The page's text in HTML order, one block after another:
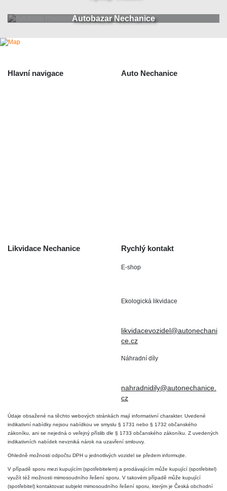
Autobazar Nechanice
Hlavní navigace Auto Nechanice
Likvidace Nechanice Rychlý kontakt
E-shop
Ekologická likvidace
likvidacevozidel@autonechani
ce.cz
Náhradní díly
nahradnidily@autonechanice.
cz
Údaje obsažené na těchto webových stránkách mají informativní charakter. Uvedené
indikativní nabídky nejsou nabídkou ve smyslu § 1731 nebo § 1732 občanského
zákoníku, ani se nejedná o veřejný příslib dle § 1733 občanského zákoníku. Z uvedených
indikativních nabídek nevzniká nárok na uzavření smlouvy.
Ohledně možnosti odpočtu DPH u jednotlivých vozidel se předem informujte.
V případě sporu mezi kupujícím (spotřebitelem) a prodávajícím může kupující (spotřebitel)
využít též možnosti mimosoudního řešení sporu. V takovém případě může kupující
(spotřebitel) kontaktovat subjekt mimosoudního řešení sporu, kterým je Česká obchodní